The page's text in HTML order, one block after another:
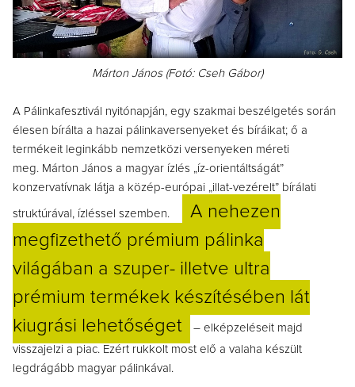
Márton János (Fotó: Cseh Gábor)
A Pálinkafesztivál nyitónapján, egy szakmai beszélgetés során
élesen bírálta a hazai pálinkaversenyeket és bíráikat; ő a
termékeit leginkább nemzetközi versenyeken méreti
meg. Márton János a magyar ízlés „íz-orientáltságát”
konzervatívnak látja a közép-európai „illat-vezérelt” bírálati
struktúrával, ízléssel szemben.
A nehezen
megfizethető prémium pálinka
világában a szuper- illetve ultra
prémium termékek készítésében lát
kiugrási lehetőséget
– elképzeléseit majd
visszajelzi a piac. Ezért rukkolt most elő a valaha készült
legdrágább magyar pálinkával.